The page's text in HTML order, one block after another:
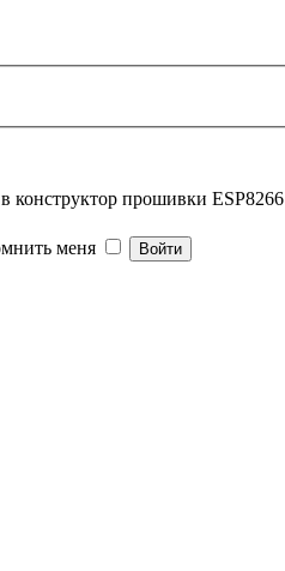
конструктор прошивки ESP8266
меня